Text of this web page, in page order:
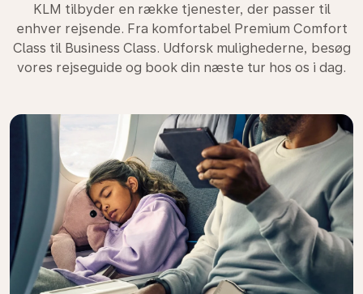
KLM tilbyder en række tjenester, der passer til
enhver rejsende. Fra komfortabel Premium Comfort
Class til Business Class. Udforsk mulighederne, besøg
vores rejseguide og book din næste tur hos os i dag.